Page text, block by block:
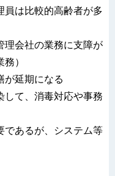
員は比較的高齢者が多
理会社の業務に支障が
）
が延期になる
して、消毒対応や事務
であるが、システム等